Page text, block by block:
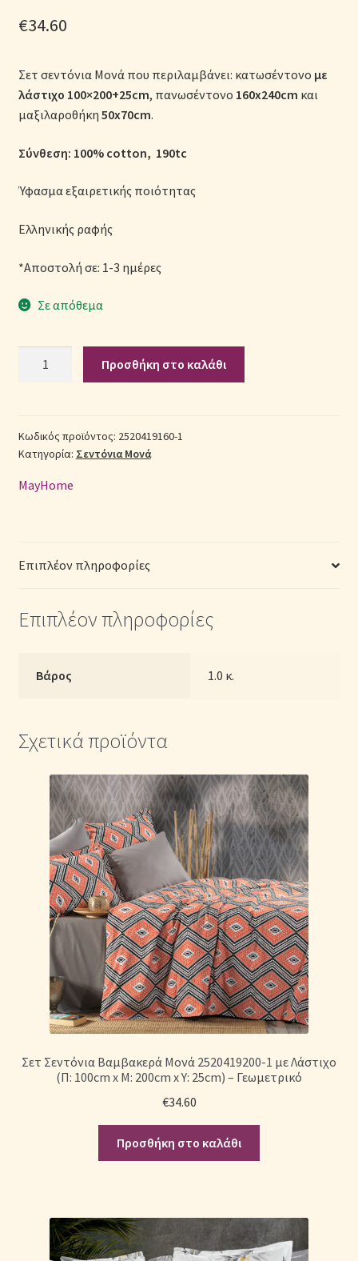
Όροι Χρήσης
Παπλώματα για Ζεστασιά & Άνεση
Παπλωματοθήκες
Πικέ Κουβέρτες
Πληρωμές
Πολιτική cookie
Σύνδεση
€34.60
Σετ σεντόνια Μονά που περιλαμβάνει: κατωσέντονο με
λάστιχο 100×200+25cm, πανωσέντονο 160x240cm και
μαξιλαροθήκη 50x70cm.
Σύνθεση: 100% cotton, 190tc
Ύφασμα εξαιρετικής ποιότητας
Ελληνικής ραφής
*Αποστολή σε: 1-3 ημέρες
Σε απόθεμα
2520419160-
1
Λάστιχο
Μ:
x
Προσθήκη στο καλάθι
Κωδικός προϊόντος: 2520419160-1
Κατηγορία: Σεντόνια Μονά
MayHome
Επιπλέον πληροφορίες
Επιπλέον πληροφορίες
Βάρος 1.0 κ.
Σχετικά προϊόντα
Σετ Σεντόνια Βαμβακερά Μονά 2520419200-1 με Λάστιχο
(Π: 100cm x Μ: 200cm x Υ: 25cm) – Γεωμετρικό
€34.60
Προσθήκη στο καλάθι